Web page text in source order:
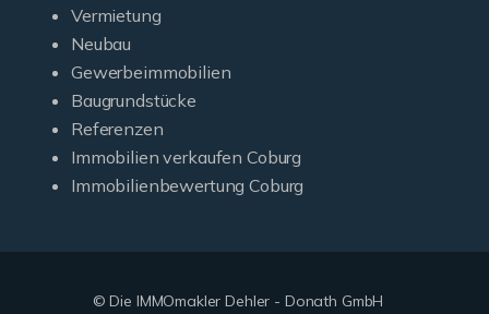
Vermietung
Neubau
Gewerbeimmobilien
Baugrundstücke
Referenzen
Immobilien verkaufen Coburg
Immobilienbewertung Coburg
© Die IMMOmakler Dehler - Donath GmbH